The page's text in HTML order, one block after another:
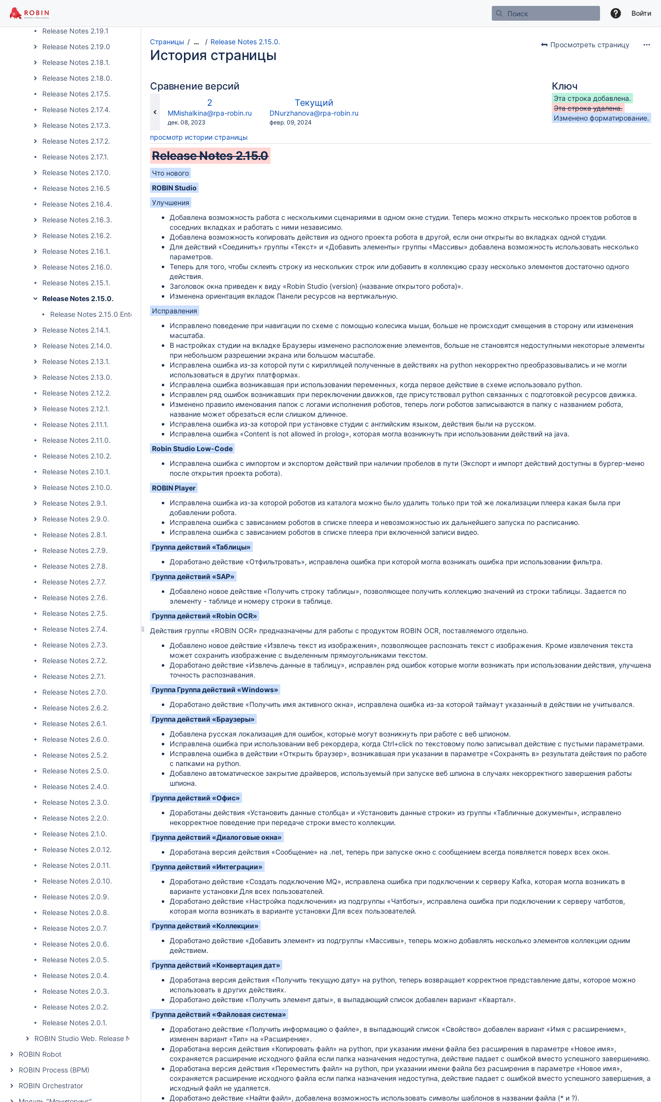
Войти
Release Notes 2.20.0
Release Notes 2.19.1
Release Notes 2.19.0
Release Notes 2.18.1.
Release Notes 2.18.0.
Release Notes 2.17.5.
Release Notes 2.17.4.
Release Notes 2.17.3.
Release Notes 2.17.2.
Release Notes 2.17.1.
Release Notes 2.17.0.
Release Notes 2.16.5
Release Notes 2.16.4.
Release Notes 2.16.3.
Release Notes 2.16.2.
Release Notes 2.16.1.
Release Notes 2.16.0.
Release Notes 2.15.1.
Release Notes 2.15.0.
Release Notes 2.15.0 Enterprise.
Release Notes 2.14.1.
Release Notes 2.14.0.
Release Notes 2.13.1.
Release Notes 2.13.0.
Release Notes 2.12.2.
Release Notes 2.12.1.
Release Notes 2.11.1.
Release Notes 2.11.0.
Release Notes 2.10.2.
Release Notes 2.10.1.
Release Notes 2.10.0.
Release Notes 2.9.1.
Release Notes 2.9.0.
Release Notes 2.8.1.
Release Notes 2.7.9.
Release Notes 2.7.8.
Release Notes 2.7.7.
Release Notes 2.7.6.
Release Notes 2.7.5.
Release Notes 2.7.4.
Release Notes 2.7.3.
Release Notes 2.7.2.
Release Notes 2.7.1.
Release Notes 2.7.0.
Release Notes 2.6.2.
Release Notes 2.6.1.
Release Notes 2.6.0.
Release Notes 2.5.2.
Release Notes 2.5.0.
Release Notes 2.4.0.
Release Notes 2.3.0.
Release Notes 2.2.0.
Release Notes 2.1.0.
Release Notes 2.0.12.
Release Notes 2.0.11.
Release Notes 2.0.10.
Release Notes 2.0.9.
Release Notes 2.0.8.
Release Notes 2.0.7.
Release Notes 2.0.6.
Release Notes 2.0.5.
Release Notes 2.0.4.
Release Notes 2.0.3.
Release Notes 2.0.2.
Release Notes 2.0.1.
ROBIN Studio Web. Release Notes
ROBIN Robot
ROBIN Process (BPM)
ROBIN Orchestrator
Просмотреть страницу
Страницы … Release Notes 2.15.0.
История страницы
Сравнение версий
Старая
версия
2
changes.mady.by.user
MMishalkina@rpa-robin.ru
Сохранено
дек. 08, 2023
сравнению
Новая
версия
Текущий
changes.mady.by.user
DNurzhanova@rpa-robin.ru
Сохранено
февр. 09, 2024
просмотр истории страницы
Ключ
Эта строка добавлена.
Эта строка удалена.
Изменено форматирование.
Release Notes 2.15.0
Что нового
ROBIN Studio
Улучшения
Добавлена возможность работа с несколькими сценариями в одном окне студии. Теперь можно открыть несколько проектов роботов в
соседних вкладках и работать с ними независимо.
Добавлена возможность копировать действия из одного проекта робота в другой, если они открыты во вкладках одной студии.
Для действий «Соединить» группы «Текст» и «Добавить элементы» группы «Массивы» добавлена возможность использовать несколько
параметров.
Теперь для того, чтобы склеить строку из нескольких строк или добавить в коллекцию сразу несколько элементов достаточно одного
действия.
Заголовок окна приведен к виду «Robin Studio {version} {название открытого робота}».
Изменена ориентация вкладок Панели ресурсов на вертикальную.
Исправления
Исправлено поведение при навигации по схеме с помощью колесика мыши, больше не происходит смещения в сторону или изменения
масштаба.
В настройках студии на вкладке Браузеры изменено расположение элементов, больше не становятся недоступными некоторые элементы
при небольшом разрешении экрана или большом масштабе.
Исправлена ошибка из-за которой пути с кириллицей полученные в действиях на python некорректно преобразовывались и не могли
использоваться в других платформах.
Исправлена ошибка возникавшая при использовании переменных, когда первое действие в схеме использовало python.
Исправлен ряд ошибок возникавших при переключении движков, где присутствовал python связанных с подготовкой ресурсов движка.
Изменено правило именования папок с логами исполнения роботов, теперь логи роботов записываются в папку с названием робота,
название может обрезаться если слишком длинное.
Исправлена ошибка из-за которой при установке студии с английским языком, действия были на русском.
Исправлена ошибка «Content is not allowed in prolog», которая могла возникнуть при использовании действий на java.
Robin Studio Low-Code
Исправлена ошибка с импортом и экспортом действий при наличии пробелов в пути (Экспорт и импорт действий доступны в бургер-меню
после открытия проекта робота).
ROBIN Player
Исправлена ошибка из-за которой роботов из каталога можно было удалить только при той же локализации плеера какая была при
добавлении робота.
Исправлена ошибка с зависанием роботов в списке плеера и невозможностью их дальнейшего запуска по расписанию.
Исправлена ошибка с зависанием роботов в списке плеера при включенной записи видео.
Группа действий «Таблицы»
Доработано действие «Отфильтровать», исправлена ошибка при которой могла возникать ошибка при использовании фильтра.
Группа действий «SAP»
Добавлено новое действие «Получить строку таблицы», позволяющее получить коллекцию значений из строки таблицы. Задается по
элементу - таблице и номеру строки в таблице.
Группа действий «Robin OCR»
Действия группы «ROBIN OCR» предназначены для работы с продуктом ROBIN OCR, поставляемого отдельно.
Добавлено новое действие «Извлечь текст из изображения», позволяющее распознать текст с изображения. Кроме извлечения текста
может сохранить изображение с выделенным прямоугольниками текстом.
Доработано действие «Извлечь данные в таблицу», исправлен ряд ошибок которые могли возникать при использовании действия, улучшена
точность распознавания.
Группа Группа действий «Windows»
Доработано действие «Получить имя активного окна», исправлена ошибка из-за которой таймаут указанный в действии не учитывался.
Группа действий «Браузеры»
Добавлена русская локализация для ошибок, которые могут возникнуть при работе с веб шпионом.
Исправлена ошибка при использовании веб рекордера, когда Ctrl+click по текстовому полю записывал действие с пустыми параметрами.
Исправлена ошибка в действии «Открыть браузер», возникавшая при указании в параметре «Сохранять в» результата действия по работе
с папками на python.
Добавлено автоматическое закрытие драйверов, используемый при запуске веб шпиона в случаях некорректного завершения работы
шпиона.
Группа действий «Офис»
Доработаны действия «Установить данные столбца» и «Установить данные строки» из группы «Табличные документы», исправлено
некорректное поведение при передаче строки вместо коллекции.
Группа действий «Диалоговые окна»
Доработана версия действия «Сообщение» на .net, теперь при запуске окно с сообщением всегда появляется поверх всех окон.
Группа действий «Интеграции»
Доработано действие «Создать подключение MQ», исправлена ошибка при подключении к серверу Kafka, которая могла возникать в
варианте установки Для всех пользователей.
Доработано действие «Настройка подключения» из подгруппы «Чатботы», исправлена ошибка при подключении к серверу чатботов,
которая могла возникать в варианте установки Для всех пользователей.
Группа действий «Коллекции»
Доработано действие «Добавить элемент» из подгруппы «Массивы», теперь можно добавлять несколько элементов коллекции одним
действием.
Группа действий «Конвертация дат»
Доработана версия действия «Получить текущую дату» на python, теперь возвращает корректное представление даты, которое можно
использовать в других действиях.
Доработано действие «Получить элемент даты», в выпадающий список добавлен вариант «Квартал».
Группа действий «Файловая система»
Доработано действие «Получить информацию о файле», в выпадающий список «Свойство» добавлен вариант «Имя с расширением»,
изменен вариант «Тип» на «Расширение».
Доработана версия действия «Копировать файл» на python, при указании имени файла без расширения в параметре «Новое имя»,
сохраняется расширение исходного файла если папка назначения недоступна, действие падает с ошибкой вместо успешного завершенияю.
Доработана версия действия «Переместить файл» на python, при указании имени файла без расширения в параметре «Новое имя»,
сохраняется расширение исходного файла если папка назначения недоступна, действие падает с ошибкой вместо успешного завершения, а
исходный файл не удаляется.
Доработано действие «Найти файл», добавлена возможность использовать символы шаблонов в названии файла (* и ?).